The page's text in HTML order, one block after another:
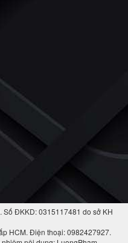
Số ĐKKD: 0315117481 do sở KH
HCM. Điện thoại: 0982427927.